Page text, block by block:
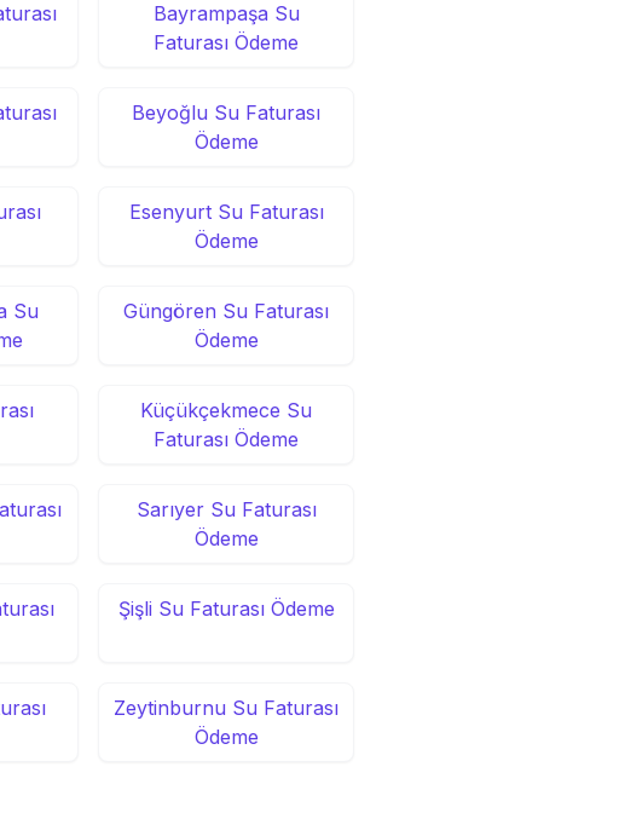
Bayrampaşa Su
Faturası Ödeme
Beyoğlu Su Faturası
Ödeme
Esenyurt Su Faturası
Ödeme
Su
Güngören Su Faturası
Ödeme
Küçükçekmece Su
Faturası Ödeme
Sarıyer Su Faturası
Ödeme
Şişli Su Faturası Ödeme
Zeytinburnu Su Faturası
Ödeme